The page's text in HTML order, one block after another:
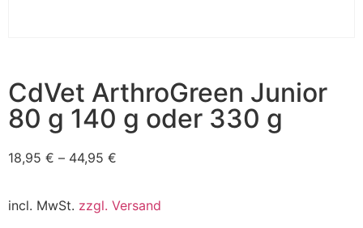
CdVet ArthroGreen Junior
80 g 140 g oder 330 g
18,95 € – 44,95 €
incl. MwSt. zzgl. Versand